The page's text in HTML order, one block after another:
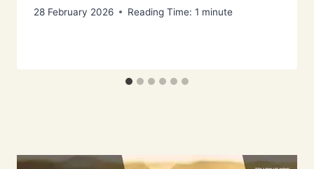
28 February 2026 Reading Time: 1 minute